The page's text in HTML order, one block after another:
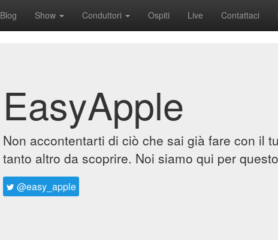
Blog Show Conduttori Ospiti Live Contattaci
EasyApple
Non accontentarti di ciò che sai già fare con il
tanto altro da scoprire. Noi siamo qui per
@easy_apple